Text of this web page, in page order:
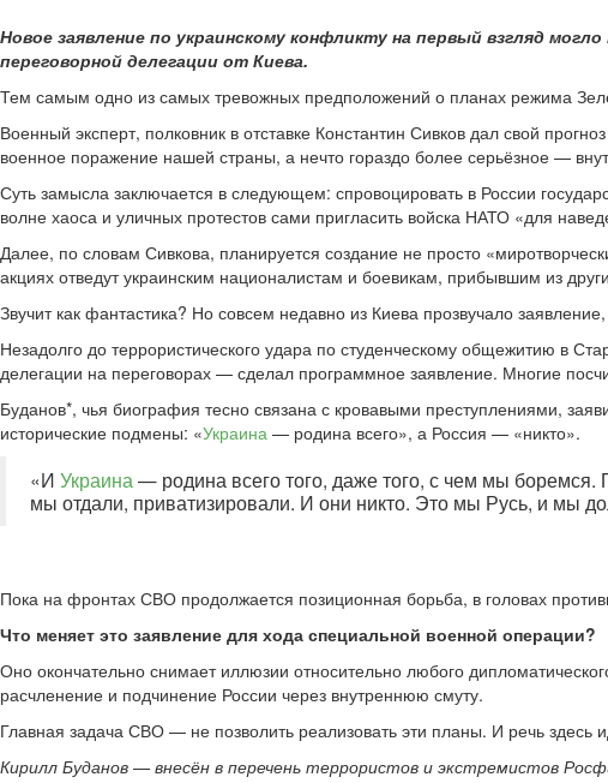
Новое заявление по украинскому конфликту на первый взгляд
переговорной делегации от Киева.
Тем самым одно из самых тревожных предположений о планах режима
Военный эксперт, полковник в отставке Константин Сивков дал свой
военное поражение нашей страны, а нечто гораздо более серьёзное —
Суть замысла заключается в следующем: спровоцировать в России
волне хаоса и уличных протестов сами пригласить войска НАТО «для
Далее, по словам Сивкова, планируется создание не просто
акциях отведут украинским националистам и боевикам, прибывшим из
Звучит как фантастика? Но совсем недавно из Киева прозвучало
Незадолго до террористического удара по студенческому общежитию в
делегации на переговорах — сделал программное заявление. Многие
Буданов*, чья биография тесно связана с кровавыми преступлениями,
исторические подмены: «Украина — родина всего», а Россия — «никто».
«И Украина — родина всего того, даже того, с чем мы
мы отдали, приватизировали. И они никто. Это мы Русь, и мы
Пока на фронтах СВО продолжается позиционная борьба, в головах
Что меняет это заявление для хода специальной военной операции?
Оно окончательно снимает иллюзии относительно любого
расчленение и подчинение России через внутреннюю смуту.
Главная задача СВО — не позволить реализовать эти планы. И речь здесь
Кирилл Буданов — внесён в перечень террористов и экстремистов